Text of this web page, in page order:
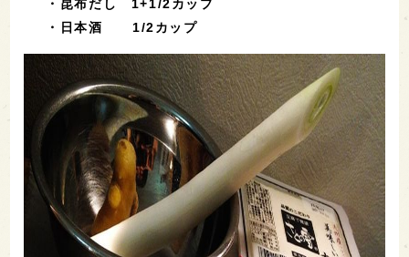
・昆布だし 1+1/2カップ
・日本酒 1/2カップ